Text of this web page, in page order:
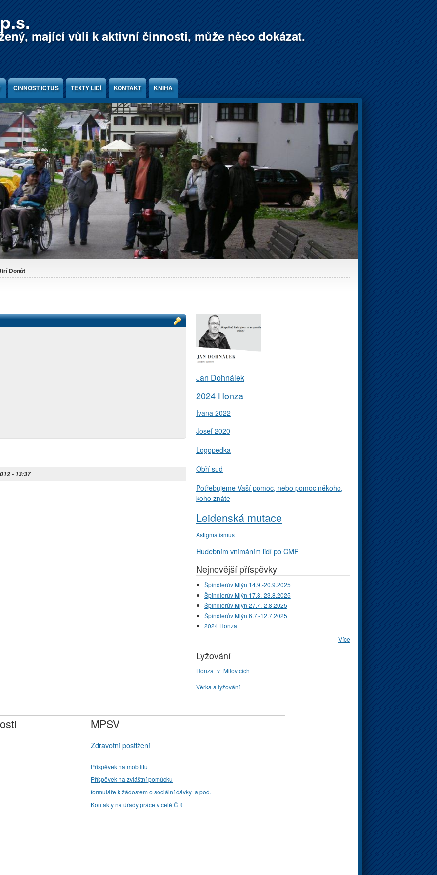
mající vůli k aktivní činnosti, může něco dokázat.
ČINNOST ICTUS TEXTY LIDÍ KONTAKT KNIHA
Donát
- 13:37
Jan Dohnálek
2024 Honza
Ivana 2022
Josef 2020
Logopedka
Obří sud
Potřebujeme Vaší pomoc, nebo pomoc někoho,
koho znáte
Leidenská mutace
Astigmatismus
Hudebním vnímáním lidí po CMP
Nejnovější příspěvky
Špindlerův Mlýn 14.9.-20.9.2025
Špindlerův Mlýn 17.8.-23.8.2025
Špindlerův Mlýn 27.7.-2.8.2025
Špindlerův Mlýn 6.7.-12.7.2025
2024 Honza
Více
Lyžování
Honza_v_Milovicich
Věrka a lyžování
MPSV
Zdravotní postižení
Příspěvek na mobilitu
Příspěvek na zvláštní pomůcku
formuláře k žádostem o sociální dávky a pod.
Kontakty na úřady práce v celé ČR